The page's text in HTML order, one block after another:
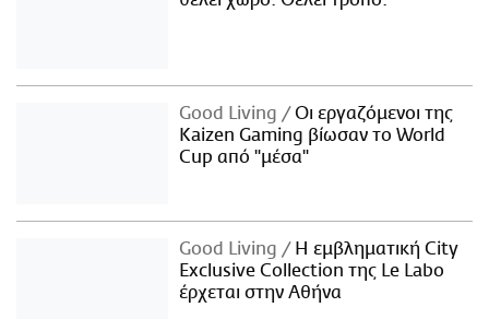
Good Living
Οι εργαζόμενοι της
Kaizen Gaming βίωσαν το World
Cup από "μέσα"
Good Living
Η εμβληματική City
Exclusive Collection της Le Labo
έρχεται στην Αθήνα